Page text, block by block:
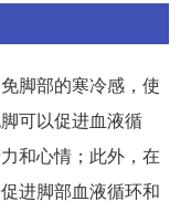
脚部的寒冷感，使
可以促进血液循
和心情；此外，在
进脚部血液循环和